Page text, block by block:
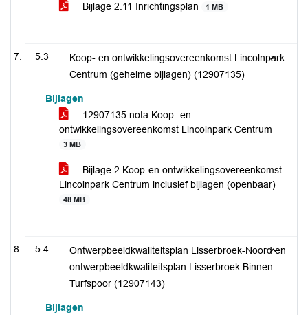
Bijlage 2.11 Inrichtingsplan 1 MB
5.3
Koop- en ontwikkelingsovereenkomst Lincolnpark
Centrum (geheime bijlagen) (12907135)
Bijlagen
12907135 nota Koop- en
ontwikkelingsovereenkomst Lincolnpark Centrum
3 MB
Bijlage 2 Koop-en ontwikkelingsovereenkomst
Lincolnpark Centrum inclusief bijlagen (openbaar)
48 MB
5.4
Ontwerpbeeldkwaliteitsplan Lisserbroek-Noord en
ontwerpbeeldkwaliteitsplan Lisserbroek Binnen
Turfspoor (12907143)
Bijlagen